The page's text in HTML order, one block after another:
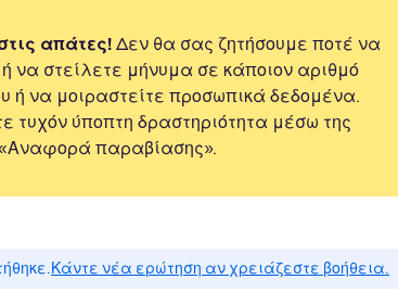
απάτες! Δεν θα σας ζητήσουμε ποτέ να
να στείλετε μήνυμα σε κάποιον αριθμό
ή να μοιραστείτε προσωπικά δεδομένα.
τυχόν ύποπτη δραστηριότητα μέσω της
παραβίασης».
Κάντε νέα ερώτηση αν χρειάζεστε βοήθεια.